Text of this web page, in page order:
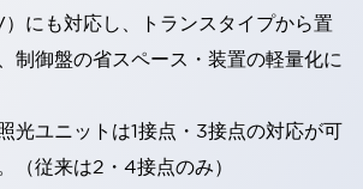
にも対応し、トランスタイプから置
制御盤の省スペース・装置の軽量化に
光ユニットは1接点・3接点の対応が可
（従来は2・4接点のみ）